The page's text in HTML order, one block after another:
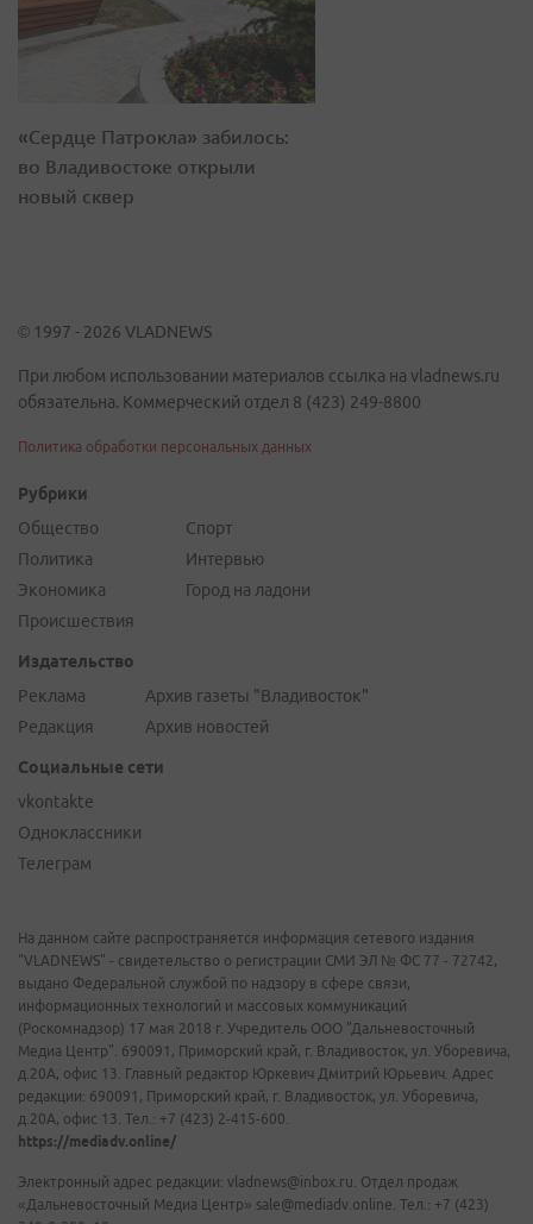
«Сердце Патрокла» забилось:
во Владивостоке открыли
новый сквер
© 1997 - 2026 VLADNEWS
При любом использовании материалов ссылка на vladnews.ru
обязательна. Коммерческий отдел 8 (423) 249-8800
Политика обработки персональных данных
Рубрики
Общество
Политика
Экономика
Происшествия
Спорт
Интервью
Город на ладони
Издательство
Реклама
Редакция
Архив газеты "Владивосток"
Архив новостей
Социальные сети
vkontakte
Одноклассники
Телеграм
На данном сайте распространяется информация сетевого издания
"VLADNEWS" - свидетельство о регистрации СМИ ЭЛ № ФС 77 - 72742,
выдано Федеральной службой по надзору в сфере связи,
информационных технологий и массовых коммуникаций
(Роскомнадзор) 17 мая 2018 г. Учредитель ООО "Дальневосточный
Медиа Центр". 690091, Приморский край, г. Владивосток, ул. Уборевича,
д.20А, офис 13. Главный редактор Юркевич Дмитрий Юрьевич. Адрес
редакции: 690091, Приморский край, г. Владивосток, ул. Уборевича,
д.20А, офис 13. Тел.: +7 (423) 2-415-600.
https://mediadv.online/
Электронный адрес редакции: vladnews@inbox.ru. Отдел продаж
«Дальневосточный Медиа Центр» sale@mediadv.online. Тел.: +7 (423)